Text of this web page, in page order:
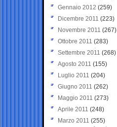
Gennaio 2012 (259)
Dicembre 2011 (223)
Novembre 2011 (267)
Ottobre 2011 (283)
Settembre 2011 (268)
Agosto 2011 (155)
Luglio 2011 (204)
Giugno 2011 (262)
Maggio 2011 (273)
Aprile 2011 (248)
Marzo 2011 (255)